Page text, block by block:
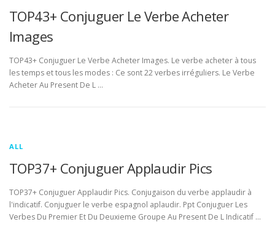
TOP43+ Conjuguer Le Verbe Acheter
Images
TOP43+ Conjuguer Le Verbe Acheter Images. Le verbe acheter à tous
les temps et tous les modes : Ce sont 22 verbes irréguliers. Le Verbe
Acheter Au Present De L …
ALL
TOP37+ Conjuguer Applaudir Pics
TOP37+ Conjuguer Applaudir Pics. Conjugaison du verbe applaudir à
l'indicatif. Conjuguer le verbe espagnol aplaudir. Ppt Conjuguer Les
Verbes Du Premier Et Du Deuxieme Groupe Au Present De L Indicatif …